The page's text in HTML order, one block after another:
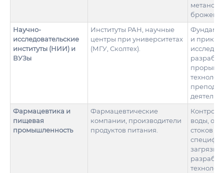
Научно-
исследовательские
институты (НИИ) и
ВУЗы
Институты РАН, научные
центры при университетах
(МГУ, Сколтех).
и
Фармацевтика и
пищевая
промышленность
Фармацевтические
компании, производители
продуктов питания.
Контроль
воды,
стоков от